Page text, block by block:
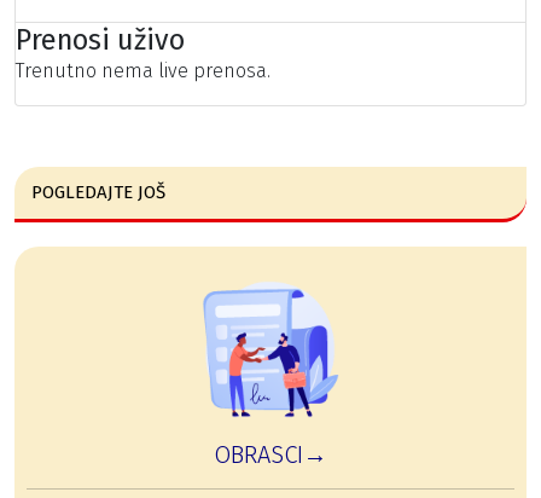
Prenosi uživo
Trenutno nema live prenosa.
POGLEDAJTE JOŠ
OBRASCI→